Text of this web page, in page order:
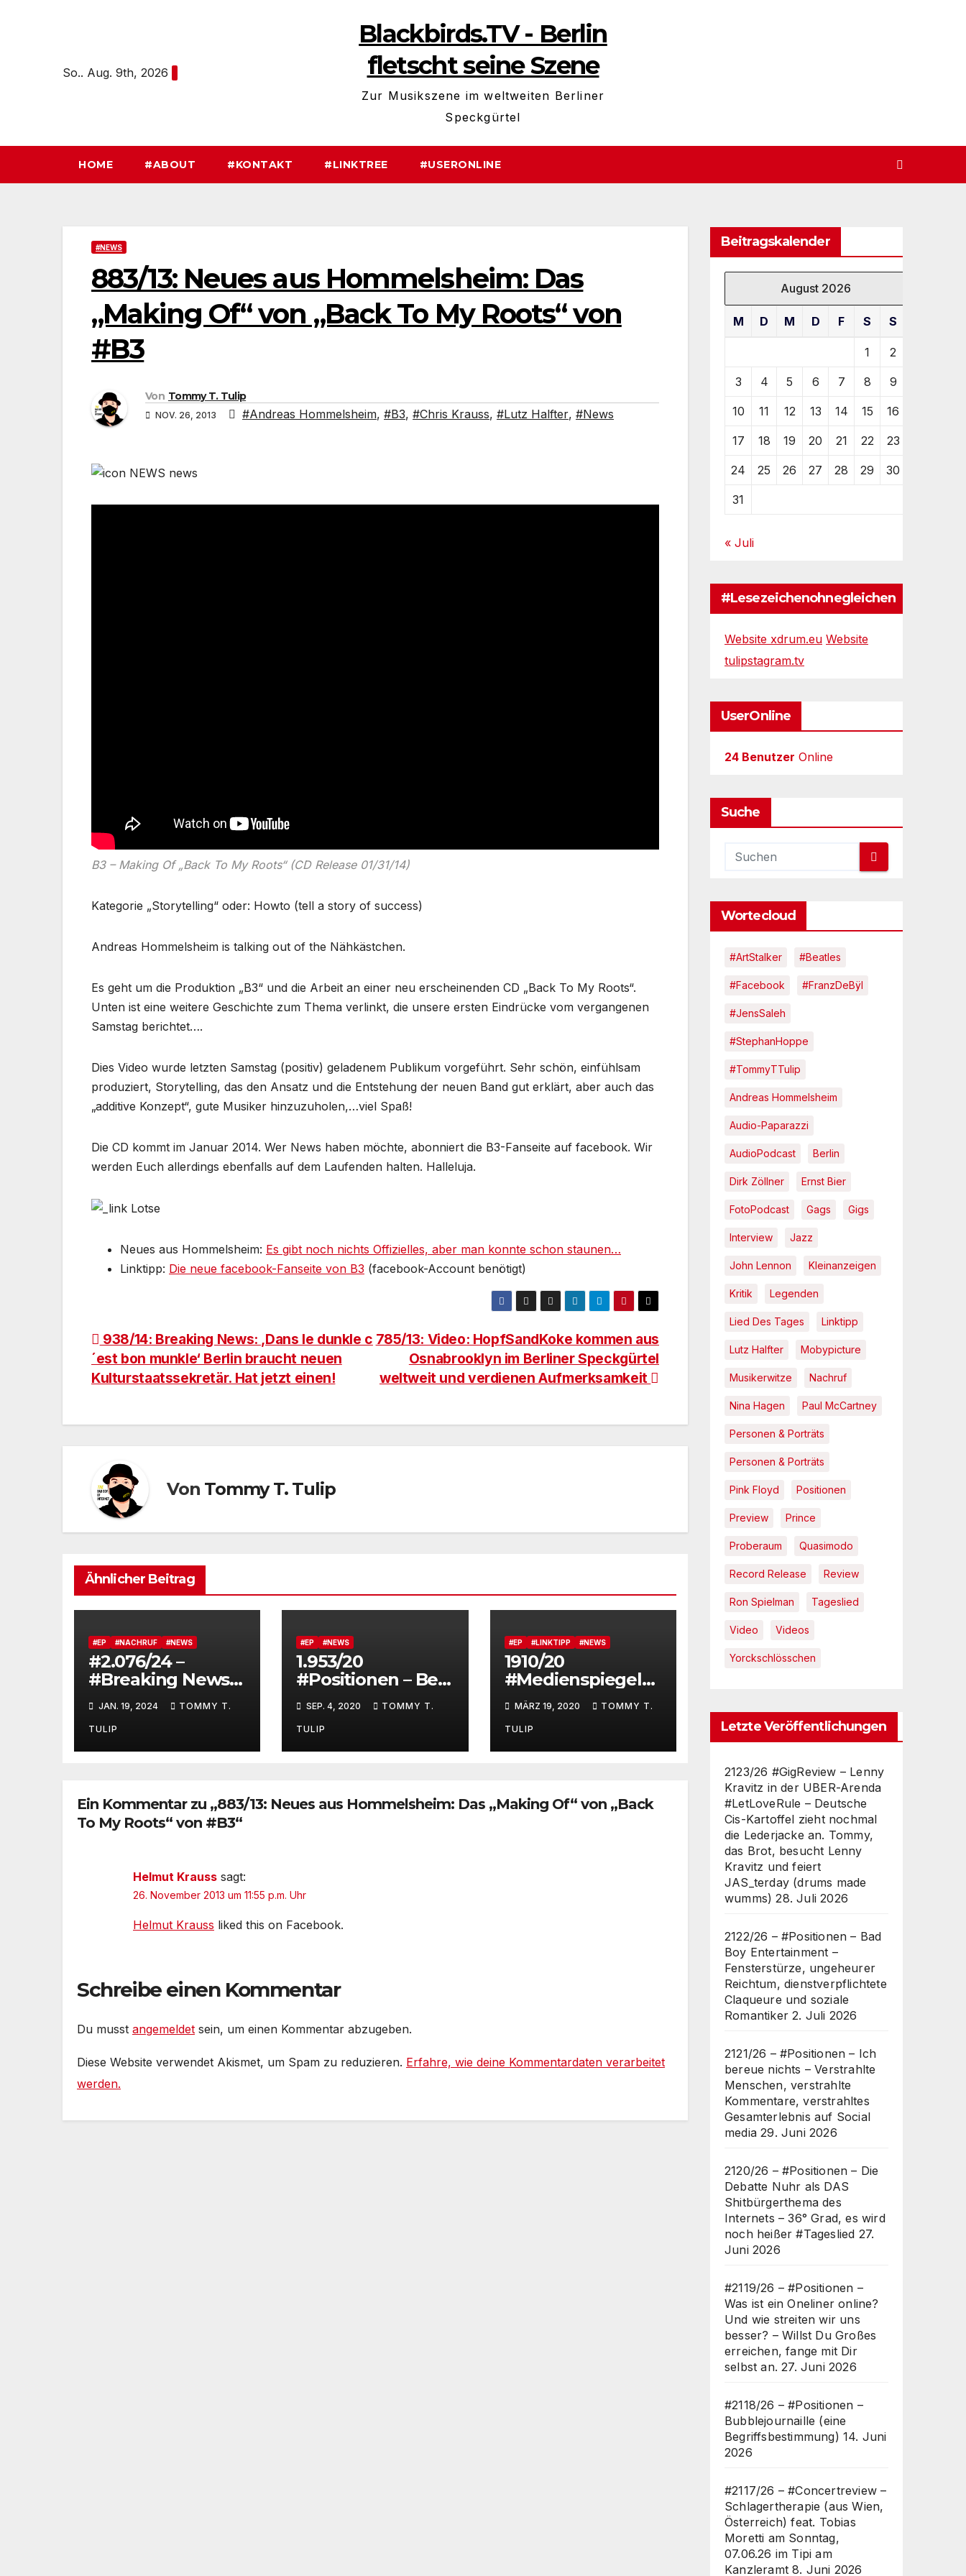
So.. Aug. 9th, 2026
Blackbirds.TV - Berlin
fletscht seine Szene
Zur Musikszene im weltweiten Berliner
Speckgürtel
HOME #ABOUT #KONTAKT #LINKTREE #USERONLINE
#NEWS
883/13: Neues aus Hommelsheim: Das
„Making Of“ von „Back To My Roots“ von
#B3
Von Tommy T. Tulip
NOV. 26, 2013 #Andreas Hommelsheim, #B3, #Chris Krauss, #Lutz Halfter, #News
B3 – Making Of „Back To My Roots“ (CD Release 01/31/14)
Kategorie „Storytelling“ oder: Howto (tell a story of success)
Andreas Hommelsheim is talking out of the Nähkästchen.
Es geht um die Produktion „B3“ und die Arbeit an einer neu erscheinenden CD „Back To My Roots“.
Unten ist eine weitere Geschichte zum Thema verlinkt, die unsere ersten Eindrücke vom vergangenen
Samstag berichtet….
Dies Video wurde letzten Samstag (positiv) geladenem Publikum vorgeführt. Sehr schön, einfühlsam
produziert, Storytelling, das den Ansatz und die Entstehung der neuen Band gut erklärt, aber auch das
„additive Konzept“, gute Musiker hinzuzuholen,…viel Spaß!
Die CD kommt im Januar 2014. Wer News haben möchte, abonniert die B3-Fanseite auf facebook. Wir
werden Euch allerdings ebenfalls auf dem Laufenden halten. Halleluja.
Neues aus Hommelsheim: Es gibt noch nichts Offizielles, aber man konnte schon staunen…
Linktipp: Die neue facebook-Fanseite von B3 (facebook-Account benötigt)
Beitragsnavigation
785/13: Video: HopfSandKoke kommen aus
Osnabrooklyn im Berliner Speckgürtel
weltweit und verdienen Aufmerksamkeit
938/14: Breaking News: ‚Dans le dunkle c
´est bon munkle‘ Berlin braucht neuen
Kulturstaatssekretär. Hat jetzt einen!
Von Tommy T. Tulip
Ähnlicher Beitrag
#EP #NACHRUF #NEWS
#2.076/24 –
#Breaking News –
schließt Zentrale
am Moritzplatz
Kreuzberg
JAN. 19, 2024 TOMMY T.
TULIP
#EP #NEWS
1.953/20
#Positionen – Bei
es offenbar
ernsthafte
Probleme, die
München und
SEP. 4, 2020 TOMMY T.
TULIP
#EP #LINKTIPP #NEWS
1910/20
#Medienspiegel
Es ist zwar gratis
aber beileibe
nicht UMSONST
(PPV Medien
online)
MÄRZ 19, 2020 TOMMY T.
TULIP
Ein Kommentar zu „883/13: Neues aus Hommelsheim: Das „Making Of“ von „Back
To My Roots“ von #B3“
Helmut Krauss sagt:
26. November 2013 um 11:55 p.m. Uhr
Helmut Krauss liked this on Facebook.
Schreibe einen Kommentar
Du musst angemeldet sein, um einen Kommentar abzugeben.
Diese Website verwendet Akismet, um Spam zu reduzieren. Erfahre, wie deine Kommentardaten verarbeitet
werden.
Beitragskalender
August 2026
M D M D F S S
1 2
3 4 5 6 7 8 9
10 11 12 13 14 15 16
17 18 19 20 21 22 23
24 25 26 27 28 29 30
31
« Juli
#Lesezeichenohnegleichen
Website xdrum.eu Website
tulipstagram.tv
UserOnline
24 Benutzer Online
Suche
Wortecloud
#ArtStalker #Beatles
#Facebook #FranzDeBÿl
#JensSaleh
#StephanHoppe
#TommyTTulip
Andreas Hommelsheim
Audio-Paparazzi
AudioPodcast Berlin
Dirk Zöllner Ernst Bier
FotoPodcast Gags Gigs
Interview Jazz
John Lennon Kleinanzeigen
Kritik Legenden
Lied Des Tages Linktipp
Lutz Halfter Mobypicture
Musikerwitze Nachruf
Nina Hagen Paul McCartney
Personen & Porträts
Personen & Porträts
Pink Floyd Positionen
Preview Prince
Proberaum Quasimodo
Record Release Review
Ron Spielman Tageslied
Video Videos
Yorckschlösschen
Letzte Veröffentlichungen
2123/26 #GigReview – Lenny
Kravitz in der UBER-Arenda
#LetLoveRule – Deutsche
Cis-Kartoffel zieht nochmal
die Lederjacke an. Tommy,
das Brot, besucht Lenny
Kravitz und feiert
JAS_terday (drums made
wumms) 28. Juli 2026
2122/26 – #Positionen – Bad
Boy Entertainment –
Fensterstürze, ungeheurer
Reichtum, dienstverpflichtete
Claqueure und soziale
Romantiker 2. Juli 2026
2121/26 – #Positionen – Ich
bereue nichts – Verstrahlte
Menschen, verstrahlte
Kommentare, verstrahltes
Gesamterlebnis auf Social
media 29. Juni 2026
2120/26 – #Positionen – Die
Debatte Nuhr als DAS
Shitbürgerthema des
Internets – 36° Grad, es wird
noch heißer #Tageslied 27.
Juni 2026
#2119/26 – #Positionen –
Was ist ein Oneliner online?
Und wie streiten wir uns
besser? – Willst Du Großes
erreichen, fange mit Dir
selbst an. 27. Juni 2026
#2118/26 – #Positionen –
Bubblejournaille (eine
Begriffsbestimmung) 14. Juni
2026
#2117/26 – #Concertreview –
Schlagertherapie (aus Wien,
Österreich) feat. Tobias
Moretti am Sonntag,
07.06.26 im Tipi am
Kanzleramt 8. Juni 2026